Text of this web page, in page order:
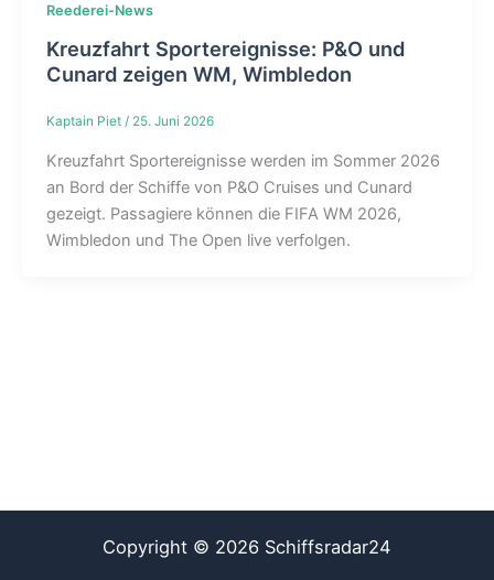
Reederei-News
Kreuzfahrt Sportereignisse: P&O und
Cunard zeigen WM, Wimbledon
Kaptain Piet / 25. Juni 2026
Kreuzfahrt Sportereignisse werden im Sommer 2026
an Bord der Schiffe von P&O Cruises und Cunard
gezeigt. Passagiere können die FIFA WM 2026,
Wimbledon und The Open live verfolgen.
Copyright © 2026 Schiffsradar24